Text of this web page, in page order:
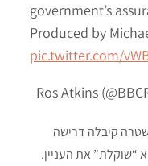
government’s
Produced by
pic.twitter.com/
קיבלה דרישה
“שוקלת” את העניין.